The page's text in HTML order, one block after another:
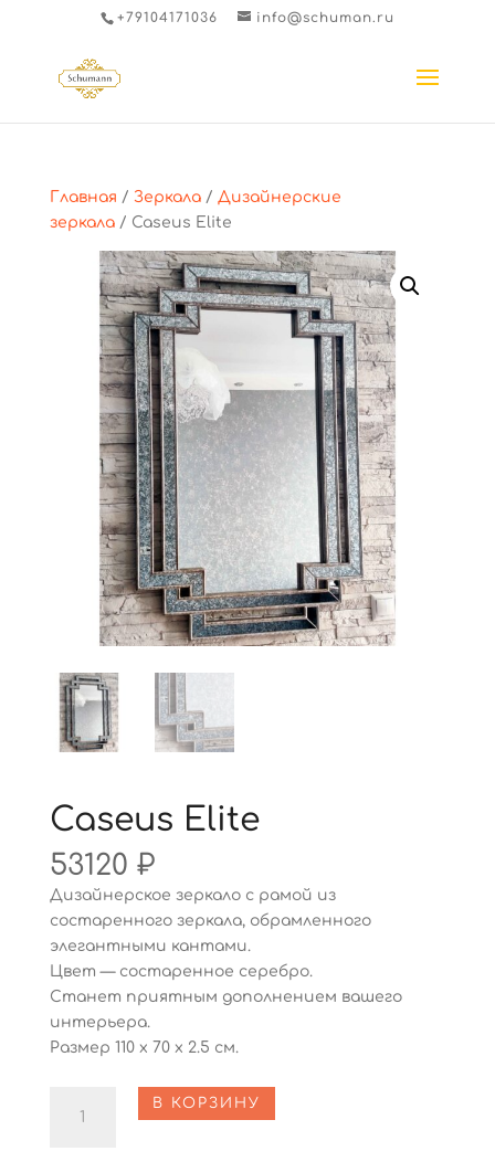
+79104171036 info@schuman.ru
Главная / Зеркала/ Дизайнерские
зеркала/ Caseus Elite
Caseus Elite
53120 ₽
Дизайнерское зеркало с рамой из
состаренного зеркала, обрамленного
элегантными кантами.
Цвет — состаренное серебро.
Станет приятным дополнением вашего
интерьера.
Размер 110 х 70 х 2.5 см.
Caseus
В КОРЗИНУ